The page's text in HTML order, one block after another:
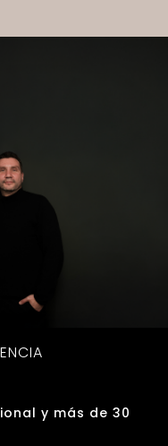
y más de 30